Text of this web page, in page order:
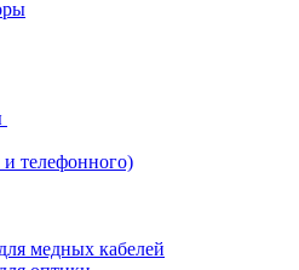
телефонного)
медных кабелей